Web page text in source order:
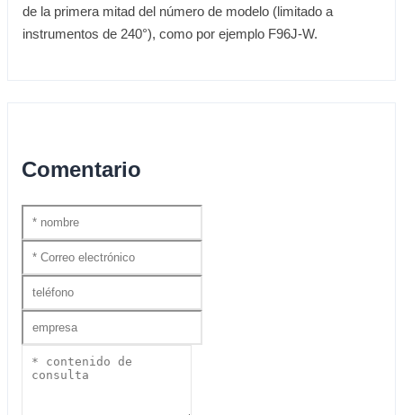
de la primera mitad del número de modelo (limitado a
instrumentos de 240°), como por ejemplo F96J-W.
Comentario